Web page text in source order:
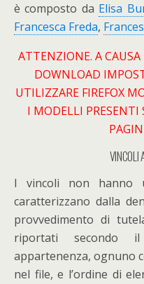
è composto da Elisa
Francesca Freda,
ATTENZIONE. A
DOWNLOAD
UTILIZZARE FIREFOX
I MODELLI PRESENTI
VINCOLI
I vincoli non hanno
caratterizzano dalla
provvedimento di
riportati secondo
appartenenza, ognuno
nel file, e l’ordine di